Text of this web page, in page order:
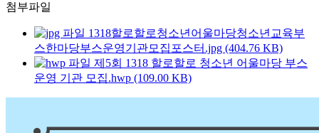
첨부파일
1318할로할로청소년어울마당청소년교육부
스한마당부스운영기관모집포스터.jpg (404.76 KB)
제5회 1318 할로할로 청소년 어울마당 부스
운영 기관 모집.hwp (109.00 KB)